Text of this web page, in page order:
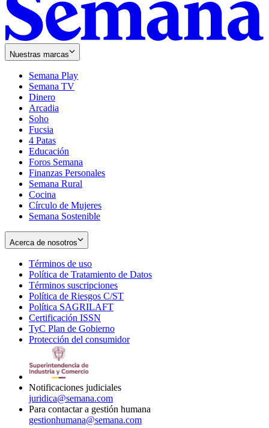
Nuestras marcas
Semana Play
Semana TV
Dinero
Arcadia
Soho
in
new
window
Fucsia
in
new
window
4 Patas
Educación
Foros Semana
Finanzas Personales
Semana Rural
Cocina
Círculo de Mujeres
Semana Sostenible
Acerca de nosotros
Términos de uso
in
new
window
Política de Tratamiento de Datos
Términos suscripciones
in
Política de Riesgos C/ST
Política SAGRILAFT
new
window
Certificación ISSN
in
new
TyC Plan de Gobierno
in
Protección del consumidorOpens
Notificaciones judiciales
juridica@semana.com
Para contactar a gestión humana
gestionhumana@semana.com